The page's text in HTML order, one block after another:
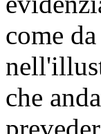
come
che